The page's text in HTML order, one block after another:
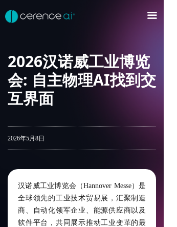
끀
首页
ꀂ Cerence xUl™
ꀂ Cerence Assistant
ꀂ AI智能体
ꀂ CaLLM™以及生成式AI应用
ꀂ 音频AI
ꀂ 语音输入与输出
开发者平台
行业
2026汉诺威工业博览
会: 自主物理AI找到交
互界面
2026年5月8日
汉诺威工业博览会（Hannover Messe）是
全球领先的工业技术贸易展，汇聚制造
商、自动化领军企业、能源供应商以及
软件平台，共同展示推动工业变革的最